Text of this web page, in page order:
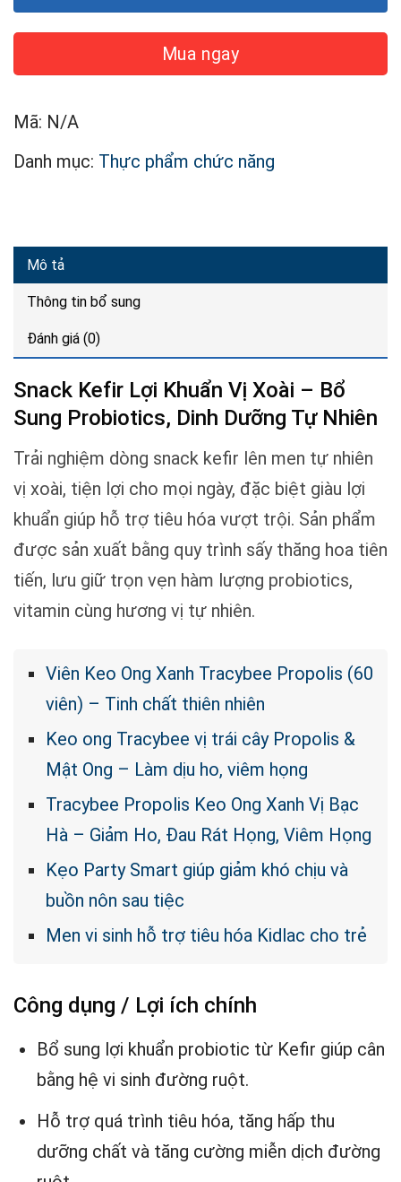
Mua ngay
Mã: N/A
Danh mục: Thực phẩm chức năng
Mô tả
Thông tin bổ sung
Đánh giá (0)
Snack Kefir Lợi Khuẩn Vị Xoài – Bổ
Sung Probiotics, Dinh Dưỡng Tự Nhiên
Trải nghiệm dòng snack kefir lên men tự nhiên
vị xoài, tiện lợi cho mọi ngày, đặc biệt giàu lợi
khuẩn giúp hỗ trợ tiêu hóa vượt trội. Sản phẩm
được sản xuất bằng quy trình sấy thăng hoa tiên
tiến, lưu giữ trọn vẹn hàm lượng probiotics,
vitamin cùng hương vị tự nhiên.
Viên Keo Ong Xanh Tracybee Propolis (60
viên) – Tinh chất thiên nhiên
Keo ong Tracybee vị trái cây Propolis &
Mật Ong – Làm dịu ho, viêm họng
Tracybee Propolis Keo Ong Xanh Vị Bạc
Hà – Giảm Ho, Đau Rát Họng, Viêm Họng
Kẹo Party Smart giúp giảm khó chịu và
buồn nôn sau tiệc
Men vi sinh hỗ trợ tiêu hóa Kidlac cho trẻ
Công dụng / Lợi ích chính
Bổ sung lợi khuẩn probiotic từ Kefir giúp cân
bằng hệ vi sinh đường ruột.
Hỗ trợ quá trình tiêu hóa, tăng hấp thu
dưỡng chất và tăng cường miễn dịch đường